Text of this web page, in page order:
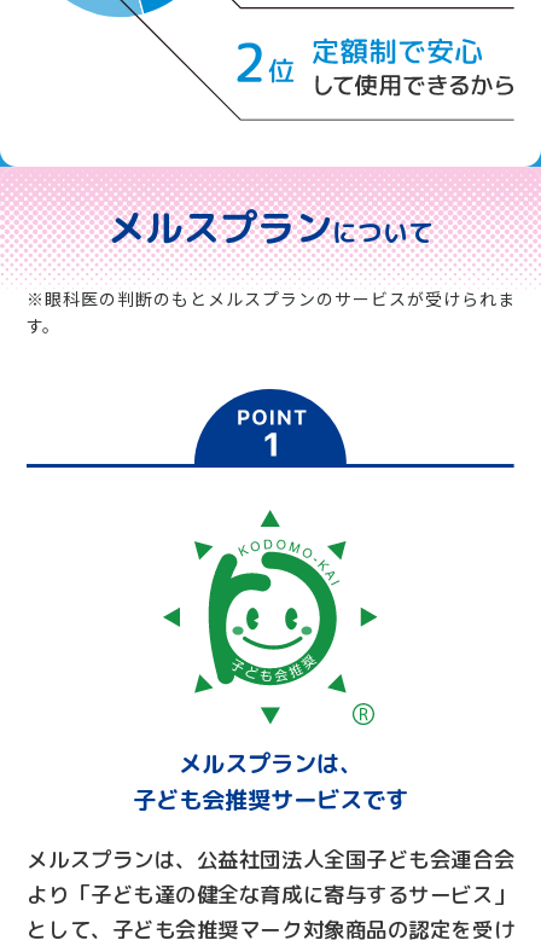
メルスプランについて
※眼科医の判断のもとメルスプランのサービスが受けられま
す。
メルスプランは、
子ども会推奨サービスです
メルスプランは、公益社団法人全国子ども会連合会
より「子ども達の健全な育成に寄与するサービス」
として、子ども会推奨マーク対象商品の認定を受け